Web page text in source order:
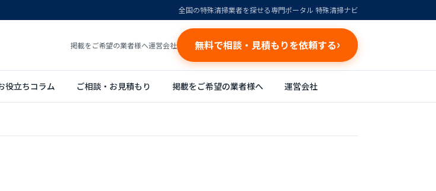
全国の特殊清掃業者を探せる専門ポータル 特殊清掃ナビ
掲載をご希望の業者様へ運営会社 無料で相談・見積もりを依頼する
役立ちコラム ご相談・お見積もり 掲載をご希望の業者様へ 運営会社